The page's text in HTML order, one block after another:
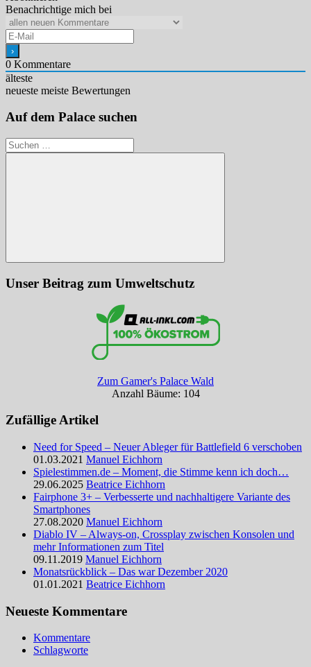
Benachrichtige mich bei
0 Kommentare
älteste
neueste meiste Bewertungen
Auf dem Palace suchen
Suchen
nach:
Suchen
Unser Beitrag zum Umweltschutz
Zum Gamer's Palace Wald
Anzahl Bäume: 104
Zufällige Artikel
Need for Speed – Neuer Ableger für Battlefield 6 verschoben
01.03.2021 Manuel Eichhorn
Spielestimmen.de – Moment, die Stimme kenn ich doch…
29.06.2025 Beatrice Eichhorn
Fairphone 3+ – Verbesserte und nachhaltigere Variante des
Smartphones
27.08.2020 Manuel Eichhorn
Diablo IV – Always-on, Crossplay zwischen Konsolen und
mehr Informationen zum Titel
09.11.2019 Manuel Eichhorn
Monatsrückblick – Das war Dezember 2020
01.01.2021 Beatrice Eichhorn
Neueste Kommentare
Kommentare
Schlagworte